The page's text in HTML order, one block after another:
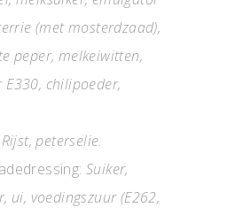
(met mosterdzaad),
peper, melkeiwitten,
E330, chilipoeder,
Rijst, peterselie.
Suiker,
ui, voedingszuur (E262,